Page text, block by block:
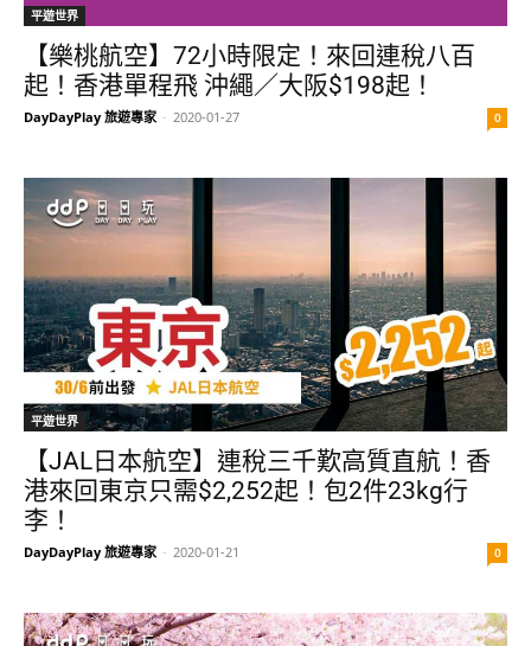
平遊世界
【樂桃航空】72小時限定！來回連稅八百
起！香港單程飛 沖繩／大阪$198起！
DayDayPlay 旅遊專家 - 2020-01-27 0
平遊世界
【JAL日本航空】連稅三千歎高質直航！香
港來回東京只需$2,252起！包2件23kg行
李！
DayDayPlay 旅遊專家 - 2020-01-21 0